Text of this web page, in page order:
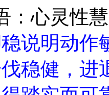
：心灵性
说明动作
稳健，进